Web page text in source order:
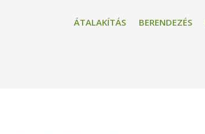
ÁTALAKÍTÁS BERENDEZÉS